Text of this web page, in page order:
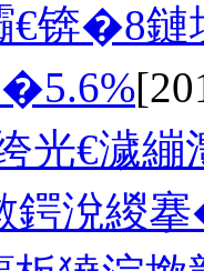
€锛�8鏈
光€濊
鍔涗緵